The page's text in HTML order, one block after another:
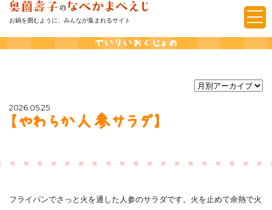
お鍋を囲むように、みんなが集まれるサイト
でいりいおくじょの
2026.05.25
【やわらか人参サラダ】
フライパンでさっと火を通した人参のサラダです。火を止めて余熱で火